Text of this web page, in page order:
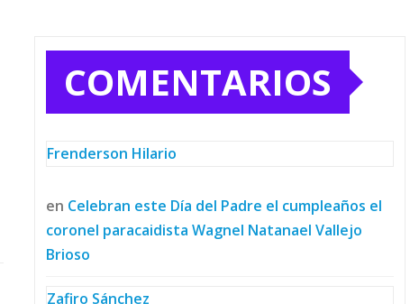
COMENTARIOS
Frenderson Hilario
en Celebran este Día del Padre el cumpleaños el
coronel paracaidista Wagnel Natanael Vallejo
Brioso
Zafiro Sánchez